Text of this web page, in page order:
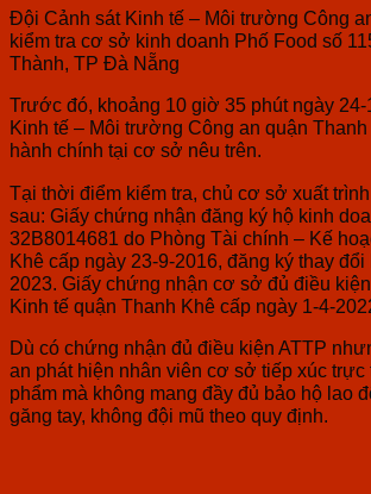
Đội Cảnh sát Kinh tế – Môi trường Công
kiểm tra cơ sở kinh doanh Phố Food số
Thành, TP Đà Nẵng
Trước đó, khoảng 10 giờ 35 phút ngày
Kinh tế – Môi trường Công an quận Thanh
hành chính tại cơ sở nêu trên.
Tại thời điểm kiểm tra, chủ cơ sở xuất
sau: Giấy chứng nhận đăng ký hộ kinh
32B8014681 do Phòng Tài chính – Kế
Khê cấp ngày 23-9-2016, đăng ký thay
2023. Giấy chứng nhận cơ sở đủ điều
Kinh tế quận Thanh Khê cấp ngày 1-4-
Dù có chứng nhận đủ điều kiện ATTP
an phát hiện nhân viên cơ sở tiếp xúc
phẩm mà không mang đầy đủ bảo hộ lao
găng tay, không đội mũ theo quy định.